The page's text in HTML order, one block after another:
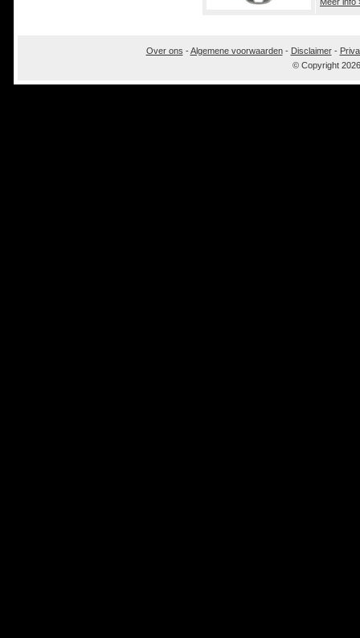
Over ons -Algemene voorwaarden- Disclaimer-
© Copyright